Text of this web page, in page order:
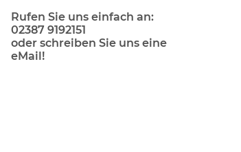
Rufen Sie uns einfach an:
02387 9192151
oder schreiben Sie uns eine
eMail!